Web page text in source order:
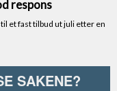
SAKENE?